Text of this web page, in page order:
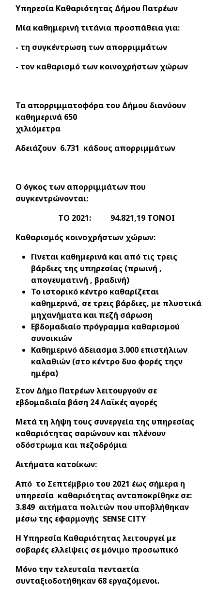
Υπηρεσία Καθαριότητας Δήμου Πατρέων
Μία καθημερινή τιτάνια προσπάθεια για:
- τη συγκέντρωση των απορριμμάτων
- τον καθαρισμό των κοινοχρήστων χώρων
Τα απορριμματοφόρα του Δήμου διανύουν
καθημερινά 650
χιλιόμετρα
Αδειάζουν 6.731 κάδους απορριμμάτων
Ο όγκος των απορριμμάτων που
συγκεντρώνονται:
ΤΟ 2021: 94.821,19 ΤΟΝΟΙ
Καθαρισμός κοινοχρήστων χώρων:
Γίνεται καθημερινά και από τις τρεις
βάρδιες της υπηρεσίας (πρωινή ,
απογευματινή , βραδινή)
Το ιστορικό κέντρο καθαρίζεται
καθημερινά, σε τρεις βάρδιες, με πλυστικά
μηχανήματα και πεζή σάρωση
Εβδομαδιαίο πρόγραμμα καθαρισμού
συνοικιών
Καθημερινό άδειασμα 3.000 επιστήλιων
καλαθιών (στο κέντρο δυο φορές τηςν
ημέρα)
Στον Δήμο Πατρέων λειτουργούν σε
εβδομαδιαία βάση 24 Λαϊκές αγορές
Μετά τη λήψη τους συνεργεία της υπηρεσίας
καθαριότητας σαρώνουν και πλένουν
οδόστρωμα και πεζοδρόμια
Αιτήματα κατοίκων:
Από το Σεπτέμβριο του 2021 έως σήμερα η
υπηρεσία καθαριότητας ανταποκρίθηκε σε:
3.849 αιτήματα πολιτών που υποβλήθηκαν
μέσω της εφαρμογής SENSE CITY
H Υπηρεσία Καθαριότητας λειτουργεί με
σοβαρές ελλείψεις σε μόνιμο προσωπικό
Μόνο την τελευταία πενταετία
συνταξιοδοτήθηκαν 68 εργαζόμενοι.